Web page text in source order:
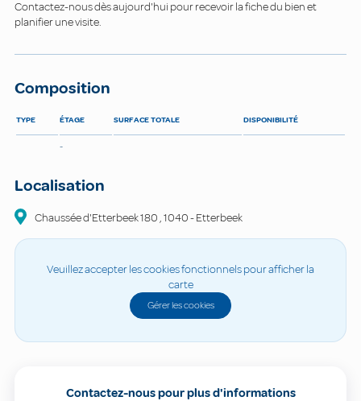
Contactez-nous dès aujourd'hui pour recevoir la fiche du bien et
planifier une visite.
Composition
TYPE ÉTAGE SURFACE TOTALE DISPONIBILITÉ
-
Localisation
Chaussée d'Etterbeek180 ,1040-Etterbeek
Veuillez accepter les cookies fonctionnels pour afficher la
carte
Gérer les cookies
Contactez-nous pour plus d'informations